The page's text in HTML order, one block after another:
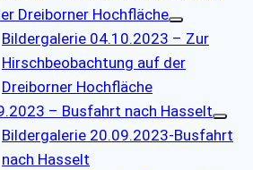
Dreiborner Hochfläche
Bildergalerie 04.10.2023 – Zur
Hirschbeobachtung auf der
Dreiborner Hochfläche
– Busfahrt nach Hasselt
Bildergalerie 20.09.2023-Busfahrt
nach Hasselt